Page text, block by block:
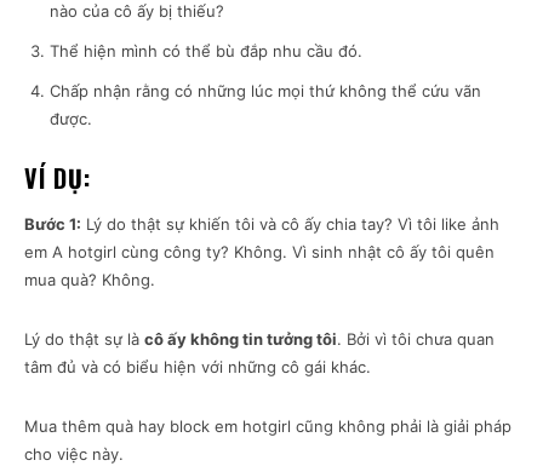
nào của cô ấy bị thiếu?
Thể hiện mình có thể bù đắp nhu cầu đó.
Chấp nhận rằng có những lúc mọi thứ không thể cứu vãn
được.
VÍ DỤ:
Bước 1: Lý do thật sự khiến tôi và cô ấy chia tay? Vì tôi like ảnh
em A hotgirl cùng công ty? Không. Vì sinh nhật cô ấy tôi quên
mua quà? Không.
Lý do thật sự là cô ấy không tin tưởng tôi. Bởi vì tôi chưa quan
tâm đủ và có biểu hiện với những cô gái khác.
Mua thêm quà hay block em hotgirl cũng không phải là giải pháp
cho việc này.